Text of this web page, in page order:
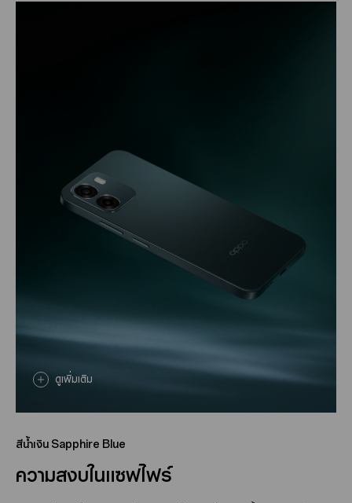
สีชมพู Sakura Pink
ให้ความงดงามเบ่งบาน
ดูเพิ่มเติม
สีน้ำเงิน Sapphire Blue
ความสงบในแซฟไฟร์
ดูเพิ่มเติม